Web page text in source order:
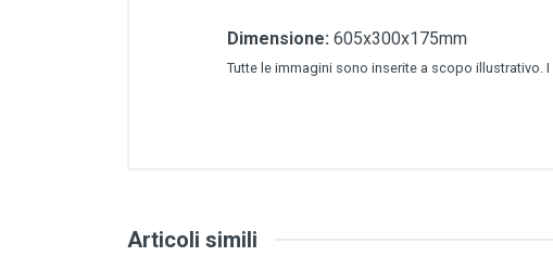
Dimensione: 605x300x175mm
Tutte le immagini sono inserite a scopo
Articoli simili